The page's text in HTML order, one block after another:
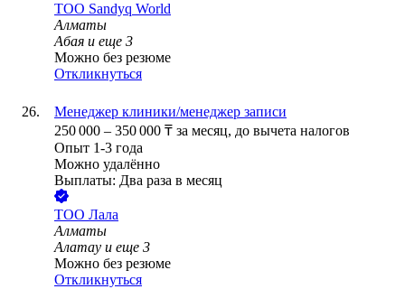
ТОО Sandyq World
Алматы
Абая и еще 3
Можно без резюме
Откликнуться
Менеджер клиники/менеджер записи
250 000 – 350 000 ₸ за месяц, до вычета налогов
Опыт 1-3 года
Можно удалённо
Выплаты: Два раза в месяц
ТОО Лала
Алматы
Алатау и еще 3
Можно без резюме
Откликнуться